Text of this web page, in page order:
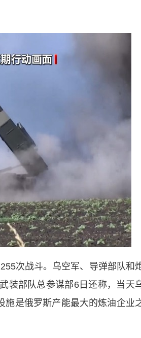
次战斗。乌空军、导弹部队和
装部队总参谋部6日还称，当天
施是俄罗斯产能最大的炼油企业